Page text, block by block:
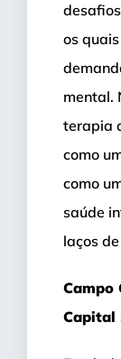
os
mental.
terapia
como
como
saúde
laços
Campo
Capital